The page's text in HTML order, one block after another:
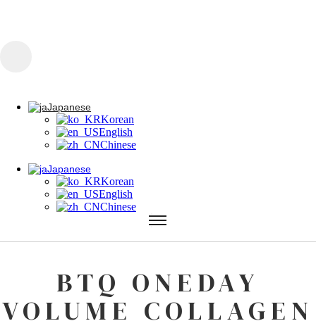
Japanese
Korean
English
Chinese
Japanese
Korean
English
Chinese
Japanese
Korean
English
BTQ ONEDAY
VOLUME COLLAGEN